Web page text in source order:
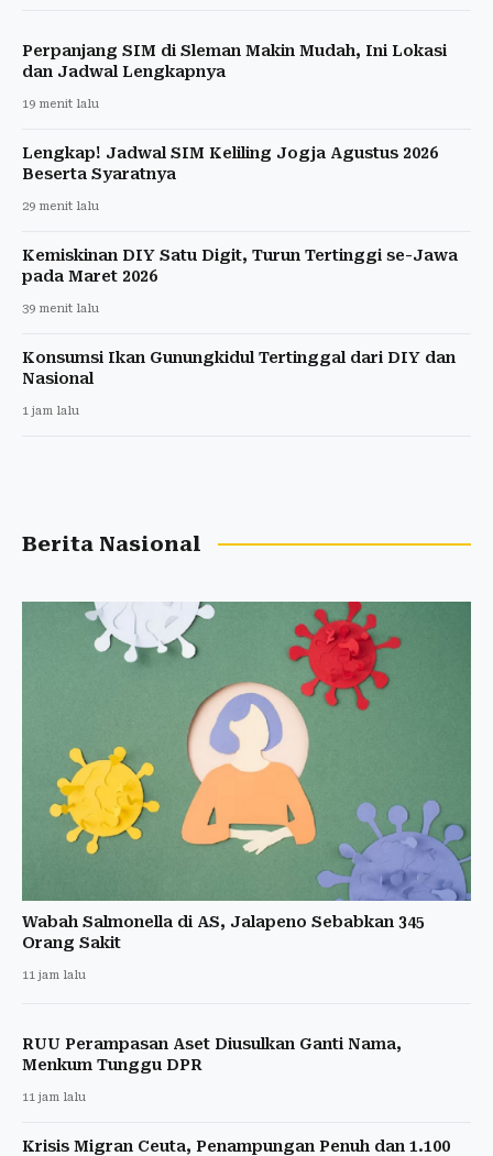
Perpanjang SIM di Sleman Makin Mudah, Ini Lokasi
dan Jadwal Lengkapnya
19 menit lalu
Lengkap! Jadwal SIM Keliling Jogja Agustus 2026
Beserta Syaratnya
29 menit lalu
Kemiskinan DIY Satu Digit, Turun Tertinggi se-Jawa
pada Maret 2026
39 menit lalu
Konsumsi Ikan Gunungkidul Tertinggal dari DIY dan
Nasional
1 jam lalu
Berita Nasional
Wabah Salmonella di AS, Jalapeno Sebabkan 345
Orang Sakit
11 jam lalu
RUU Perampasan Aset Diusulkan Ganti Nama,
Menkum Tunggu DPR
11 jam lalu
Krisis Migran Ceuta, Penampungan Penuh dan 1.100